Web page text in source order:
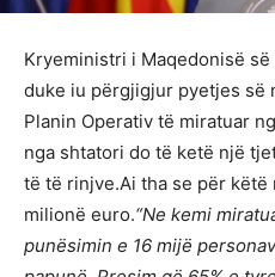
Kryeministri i Maqedonisë
duke iu përgjigjur pyetjes së
Planin Operativ të miratuar
nga shtatori do të ketë një
të të rinjve.Ai tha se për
milionë euro.“Ne kemi
punësimin e 16 mijë